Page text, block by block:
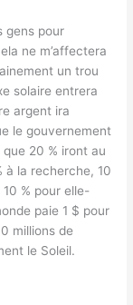
gens pour
ne m’affectera
un trou
solaire entrera
argent ira
le gouvernement
20 % iront au
à la recherche, 10
% pour elle-
paie 1 $ pour
millions de
le Soleil.